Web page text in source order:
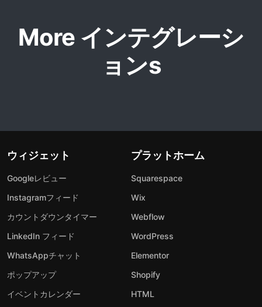
More インテグレーシ
ョンs
ウィジェット
Googleレビュー
Instagramフィード
カウントダウンタイマー
LinkedIn フィード
WhatsAppチャット
ポップアップ
イベントカレンダー
プラットホーム
Squarespace
Wix
Webflow
WordPress
Elementor
Shopify
HTML